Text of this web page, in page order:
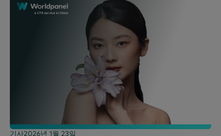
기사2026년 1월 23일